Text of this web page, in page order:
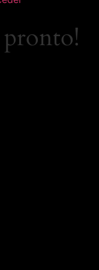
pronto!